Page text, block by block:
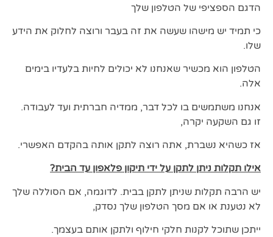
הדגם הספציפי של הטלפון שלך
כי תמיד יש מישהו שעשה את זה בעבר ורוצה לחלוק את הידע
שלו.
הטלפון הוא מכשיר שאנחנו לא יכולים לחיות בלעדיו בימים
אלה.
אנחנו משתמשים בו לכל דבר, ממדיה חברתית ועד לעבודה.
זו גם השקעה יקרה,
אז כשהיא נשברת, אתה רוצה לתקן אותה בהקדם האפשרי.
אילו תקלות ניתן לתקן על ידי תיקון פלאפון עד הבית?
יש הרבה תקלות שניתן לתקן בבית. לדוגמה, אם הסוללה שלך
לא נטענת או אם מסך הטלפון שלך נסדק,
ייתכן שתוכל לקנות חלקי חילוף ולתקן אותם בעצמך.